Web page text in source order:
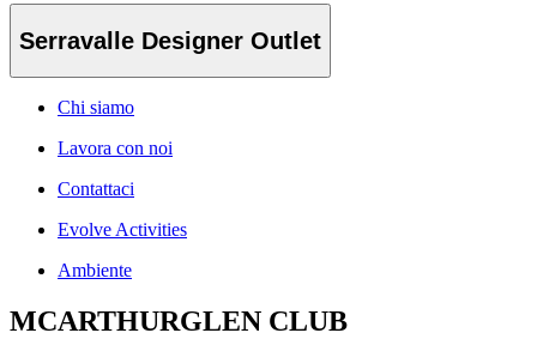
Serravalle Designer Outlet
Chi siamo
Lavora con noi
Contattaci
Evolve Activities
Ambiente
MCARTHURGLEN CLUB